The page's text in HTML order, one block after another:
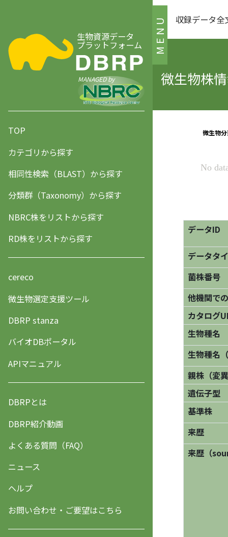
MENU
生物資源データ
プラットフォーム
MANAGED by
TOP
カテゴリから探す
相同性検索（BLAST）から探す
分類群（Taxonomy）から探す
NBRC株をリストから探す
RD株をリストから探す
cereco
微生物選定支援ツール
DBRP stanza
バイオDBポータル
APIマニュアル
DBRPとは
DBRP紹介動画
よくある質問（FAQ）
ニュース
ヘルプ
お問い合わせ・ご要望はこちら
収録データ全
微生物株
データID
データタ
菌株番号
他機関で
カタログ
生物種名
生物種名
親株（変
遺伝子型
基準株
来歴
来歴（